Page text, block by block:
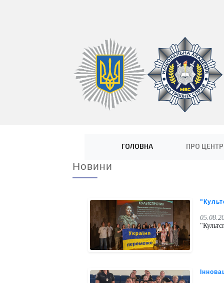
ГОЛОВНА(current) ПРО ЦЕНТР
Новини